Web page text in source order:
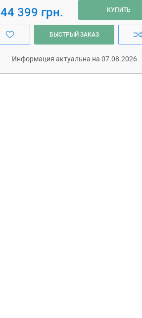
44 399 грн. КУПИТЬ
БЫСТРЫЙ ЗАКАЗ
Информация актуальна на 07.08.2026